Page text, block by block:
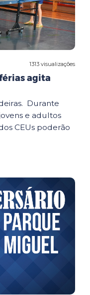
1313 visualizações
agita
Durante
e adultos
CEUs poderão